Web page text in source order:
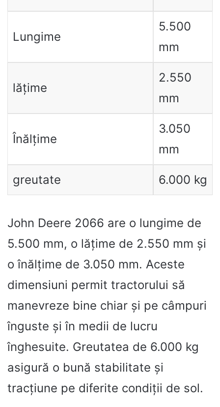
Lungime
5.500
mm
lățime
2.550
mm
Înălțime
3.050
mm
greutate 6.000 kg
John Deere 2066 are o lungime de
5.500 mm, o lățime de 2.550 mm și
o înălțime de 3.050 mm. Aceste
dimensiuni permit tractorului să
manevreze bine chiar și pe câmpuri
înguste și în medii de lucru
înghesuite. Greutatea de 6.000 kg
asigură o bună stabilitate și
tracțiune pe diferite condiții de sol.